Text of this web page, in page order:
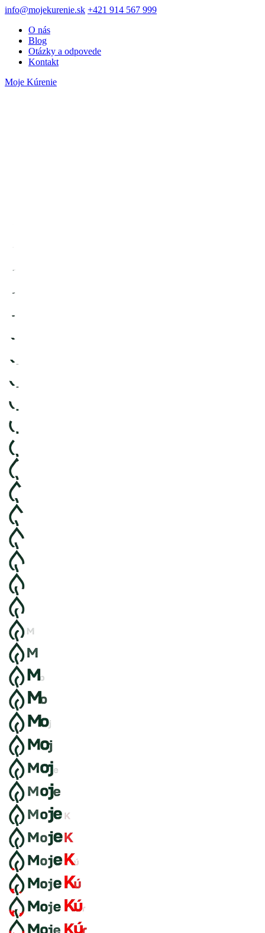
info@mojekurenie.sk +421 914 567 999
O nás
Blog
Otázky a odpovede
Kontakt
Moje Kúrenie